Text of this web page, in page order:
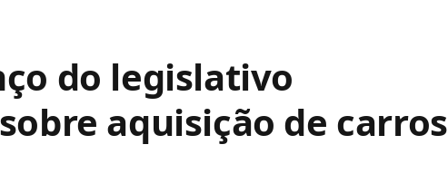
do legislativo
aquisição de carros